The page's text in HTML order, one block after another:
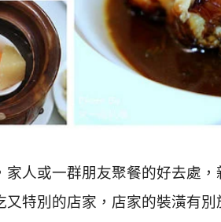
家人或一群朋友聚餐的好去處，
又特別的店家，店家的裝潢有